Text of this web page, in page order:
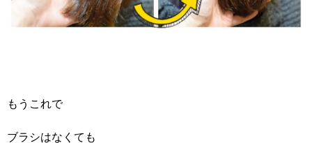
もうこれで
ブラシはなくても